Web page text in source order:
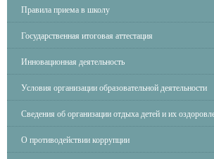
Правила приема в школу
Государственная итоговая аттестация
Инновационная деятельность
Условия организации образовательной деятельности
Сведения об организации отдыха детей и их
О противодействии коррупции